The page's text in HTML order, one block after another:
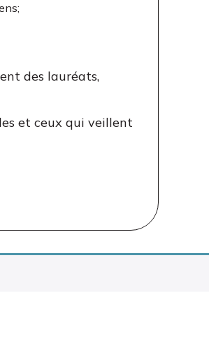
des lauréats,
et ceux qui veillent